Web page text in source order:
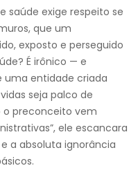
saúde exige respeito se
que um
exposto e perseguido
É irônico — e
entidade criada
seja palco de
o preconceito vem
ele escancara
a absoluta ignorância